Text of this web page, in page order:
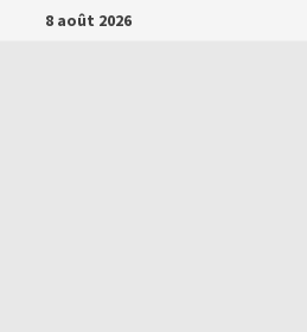
Passer8 août 2026